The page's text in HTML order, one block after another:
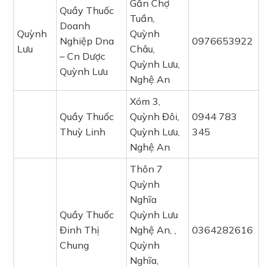
Quỳnh
Lưu
Quầy Thuốc
Doanh
Nghiệp Dna
– Cn Dược
Quỳnh Lưu
Gần Chợ
Tuần,
Quỳnh
Châu,
Quỳnh Lưu,
Nghệ An
0976653922
Quầy Thuốc
Thuỳ Linh
Xóm 3,
Quỳnh Đôi,
Quỳnh Lưu,
Nghệ An
0944 783
345
Quầy Thuốc
Đinh Thị
Chung
Thôn 7
Quỳnh
Nghĩa
Quỳnh Lưu
Nghệ An, ,
Quỳnh
Nghĩa,
0364282616